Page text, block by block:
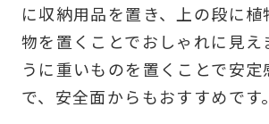
に収納用品を置き、上の段に植
物を置くことでおしゃれに見え
うに重いものを置くことで安定
で、安全面からもおすすめです。